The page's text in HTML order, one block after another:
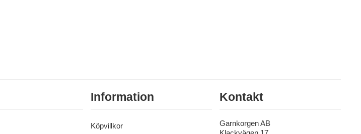
Information
Köpvillkor
Kontakt
Garnkorgen AB